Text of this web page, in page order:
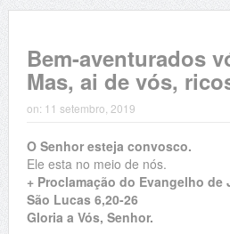
Bem-aventurados
Mas, ai de vós,
on: 11 setembro, 2019
O Senhor esteja convosco.
Ele esta no meio de nós.
+ Proclamação do Evangelho
São Lucas 6,20-26
Gloria a Vós, Senhor.